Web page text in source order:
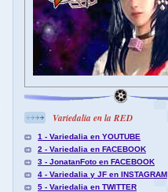
Variedalia en la RED
1 - Variedalia en YOUTUBE
2 - Variedalia en FACEBOOK
3 - JonatanFoto en FACEBOOK
4 - Variedalia y JF en INSTAGRAM
5 - Variedalia en TWITTER